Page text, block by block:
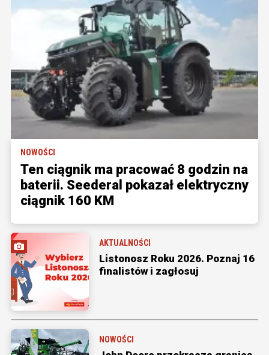
NOWOŚCI
Ten ciągnik ma pracować 8 godzin na
baterii. Seederal pokazał elektryczny
ciągnik 160 KM
AKTUALNOŚCI
Listonosz Roku 2026. Poznaj 16
finalistów i zagłosuj
NOWOŚCI